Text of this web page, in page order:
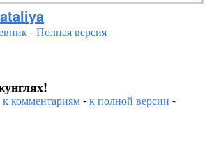
-Полная версия
к комментариям-к полной версии -